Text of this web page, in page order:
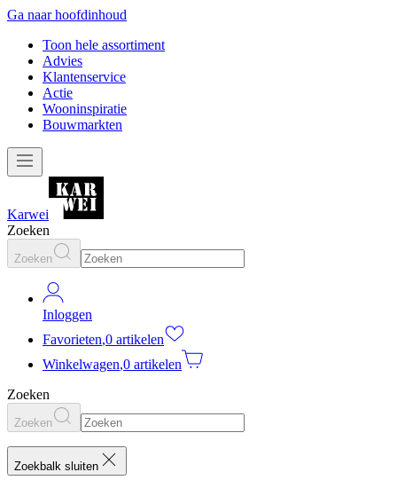
Ga naar hoofdinhoud
Toon hele assortiment
Advies
Klantenservice
Actie
Wooninspiratie
Bouwmarkten
Karwei
Zoeken
Zoeken
Inloggen
Favorieten,0 artikelen
Winkelwagen,0 artikelen
Zoeken
Zoeken
Zoekbalk sluiten